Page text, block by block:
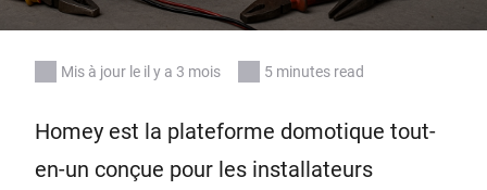
Mis à jour le il y a 3 mois 5 minutes read
Homey est la plateforme domotique tout-
en-un conçue pour les installateurs